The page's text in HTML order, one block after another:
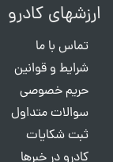
ارزشهای کادرو
تماس با ما
شرایط و قوانین
حریم خصوصی
سوالات متداول
ثبت شکایات
کادرو در خبرها